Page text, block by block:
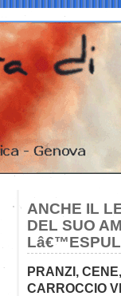
ANCHE IL
DEL SUO
PRANZI,
CARROCCIO